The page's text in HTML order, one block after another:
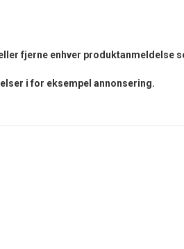
fjerne enhver produktanmeldelse
i for eksempel annonsering.